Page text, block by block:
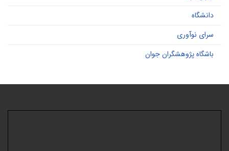
دانشگاه
سرای نوآوری
باشگاه پژوهشگران جوان